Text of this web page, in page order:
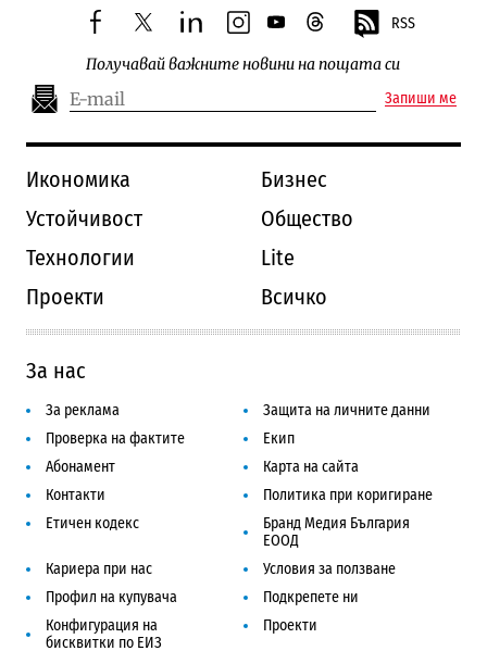
facebooktwitterlinkedininstagram
youtubethreads RSS
Получавай важните новини на пощата си
Запиши ме
Икономика
Бизнес
Устойчивост
Общество
Технологии
Lite
Проекти
Всичко
За нас
За реклама
Защита на личните данни
Проверка на фактите
Екип
Абонамент
Карта на сайта
Контакти
Политика при коригиране
Етичен кодекс
Бранд Медия България
ЕООД
Кариера при нас
Условия за ползване
Профил на купувача
Подкрепете ни
Конфигурация на
бисквитки по ЕИЗ
Проекти